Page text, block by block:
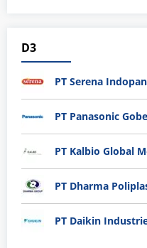
D3
PT Serena
PT Panasonic
PT Kalbio Global
PT Dharma
PT Daikin